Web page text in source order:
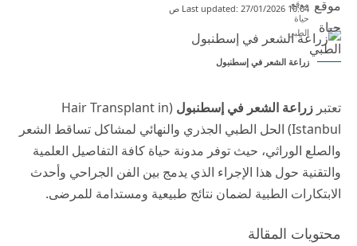
Last updated: 27/01/2026 10:04 ص
زراعة الشعر في إسطنبول
تعتبر زراعة الشعر في إسطنبول (Hair Transplant in
Istanbul) الحل الطبي الجذري والنهائي لمشاكل تساقط الشعر
والصلع الوراثي، حيث توفر مدونة حياة كافة التفاصيل العلمية
والتقنية حول هذا الإجراء الذي يدمج بين الفن الجراحي وأحدث
الابتكارات الطبية لضمان نتائج طبيعية ومستدامة للمرضى.
محتويات المقالة